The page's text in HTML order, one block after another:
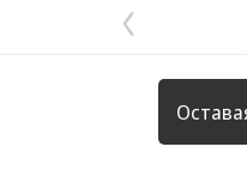
страница